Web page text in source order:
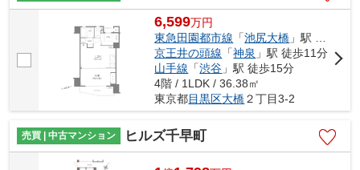
6,599万円
東急田園都市線 「池尻大橋 」駅 徒歩9分
京王井の頭線 「神泉 」駅 徒歩11分
山手線 「渋谷 」駅 徒歩15分
4階 / 1LDK / 36.38㎡
東京都目黒区大橋２丁目3-2
売買 | 中古マンション ヒルズ千早町